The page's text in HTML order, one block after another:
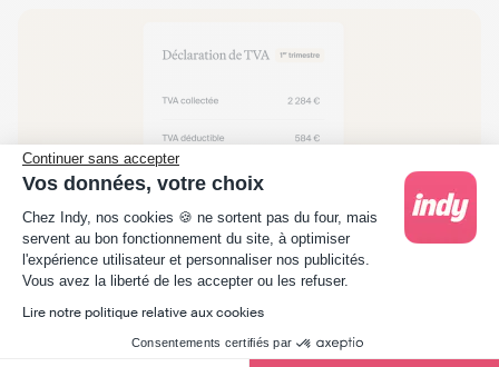
Continuer sans accepter
Vos données, votre choix
Plateforme de Gestion du Consentement :
Chez Indy, nos cookies 🍪 ne sortent pas du four, mais
servent au bon fonctionnement du site, à optimiser
l'expérience utilisateur et personnaliser nos publicités.
Vous avez la liberté de les accepter ou les refuser.
Lire notre politique relative aux cookies
Consentements certifiés par
Axeptio consent
Générez et télétransmettez vos déclarations
Toutes vos déclarations sont pré-remplies(Urssaf, impôts, TVA...).